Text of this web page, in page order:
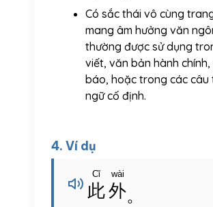
Có sắc thái vô cùng
mang âm hưởng văn
thường được sử dụng
viết, văn bản hành
báo, hoặc trong các câu
ngữ cố định.
4. Ví dụ
此
Cǐ
外
wài
。